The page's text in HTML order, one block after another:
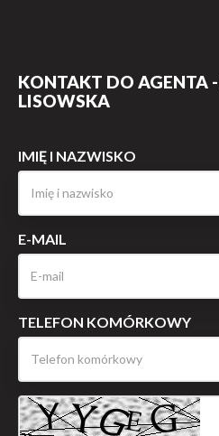
KONTAKT DO AGENTA
LISOWSKA
IMIĘ I NAZWISKO
E-MAIL
TELEFON KOMÓRKOWY